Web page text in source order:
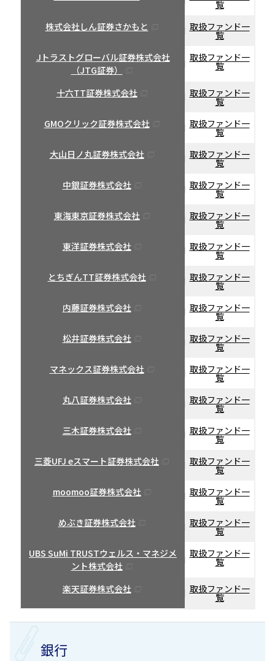
覧
株式会社しん証券さかもと
取扱ファンド一
覧
Jトラストグローバル証券株式会社
（JTG証券）
取扱ファンド一
覧
十六TT証券株式会社 取扱ファンド一
覧
GMOクリック証券株式会社
取扱ファンド一
覧
大山日ノ丸証券株式会社
取扱ファンド一
覧
中銀証券株式会社
取扱ファンド一
覧
東海東京証券株式会社
取扱ファンド一
覧
東洋証券株式会社
取扱ファンド一
覧
とちぎんTT証券株式会社
取扱ファンド一
覧
内藤証券株式会社
取扱ファンド一
覧
松井証券株式会社
取扱ファンド一
覧
マネックス証券株式会社
取扱ファンド一
覧
丸八証券株式会社
取扱ファンド一
覧
三木証券株式会社
取扱ファンド一
覧
三菱UFJ eスマート証券株式会社
取扱ファンド一
覧
moomoo証券株式会社
取扱ファンド一
覧
めぶき証券株式会社
取扱ファンド一
覧
UBS SuMi TRUSTウェルス・マネジメ
ント株式会社
取扱ファンド一
覧
楽天証券株式会社 取扱ファンド一
覧
銀行